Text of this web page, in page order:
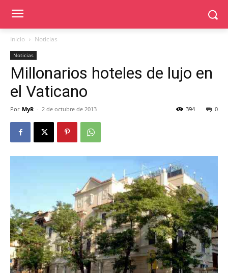
Inicio Noticias
Noticias
Millonarios hoteles de lujo en
el Vaticano
Por MyR - 2 de octubre de 2013 0
394